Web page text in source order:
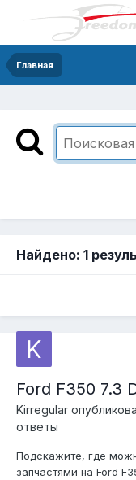
Главная
Найдено: 1
Ford F350 7.3
Kirregular
ответы
Подскажите, где
запчастями на Ford